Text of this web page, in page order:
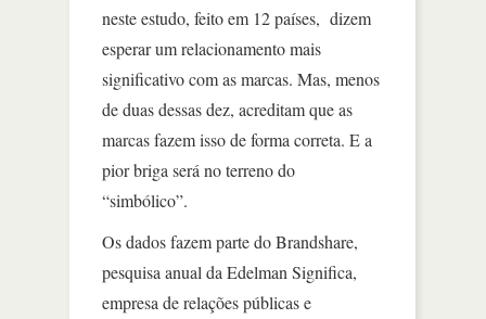
neste estudo, feito em 12 países, dizem
esperar um relacionamento mais
significativo com as marcas. Mas, menos
de duas dessas dez, acreditam que as
marcas fazem isso de forma correta. E a
pior briga será no terreno do
“simbólico”.
Os dados fazem parte do Brandshare,
pesquisa anual da Edelman Significa,
empresa de relações públicas e